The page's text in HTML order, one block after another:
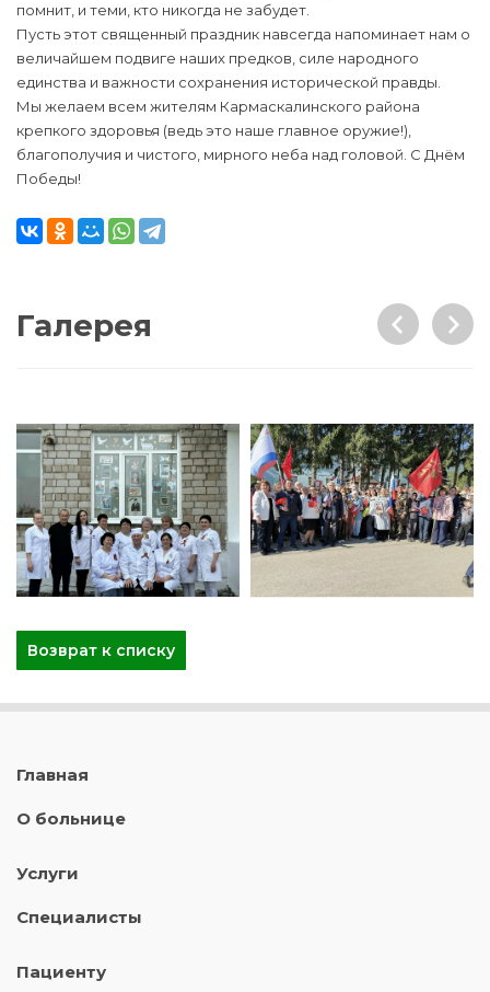
помнит, и теми, кто никогда не забудет.
Пусть этот священный праздник навсегда напоминает нам о
величайшем подвиге наших предков, силе народного
единства и важности сохранения исторической правды.
Мы желаем всем жителям Кармаскалинского района
крепкого здоровья (ведь это наше главное оружие!),
благополучия и чистого, мирного неба над головой. С Днём
Победы!
Галерея
Возврат к списку
Главная
О больнице
Услуги
Специалисты
Пациенту